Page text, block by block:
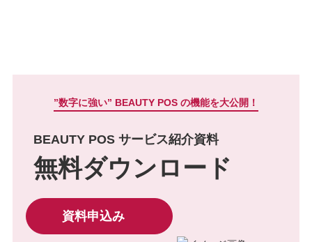
”数字に強い” BEAUTY POS の機能を大公開！
BEAUTY POS サービス紹介資料
無料ダウンロード
資料申込み